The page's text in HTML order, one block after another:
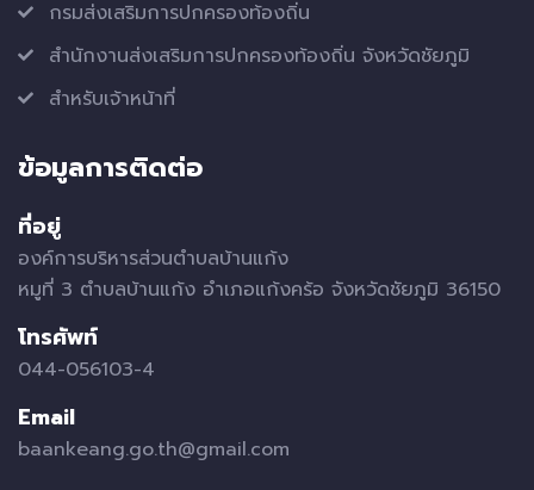
กรมส่งเสริมการปกครองท้องถิ่น
สำนักงานส่งเสริมการปกครองท้องถิ่น จังหวัดชัยภูมิ
สำหรับเจ้าหน้าที่
ข้อมูลการติดต่อ
ที่อยู่
องค์การบริหารส่วนตำบลบ้านแก้ง
หมูที่ 3 ตำบลบ้านแก้ง อำเภอแก้งคร้อ จังหวัดชัยภูมิ 36150
โทรศัพท์
044-056103-4
Email
baankeang.go.th@gmail.com